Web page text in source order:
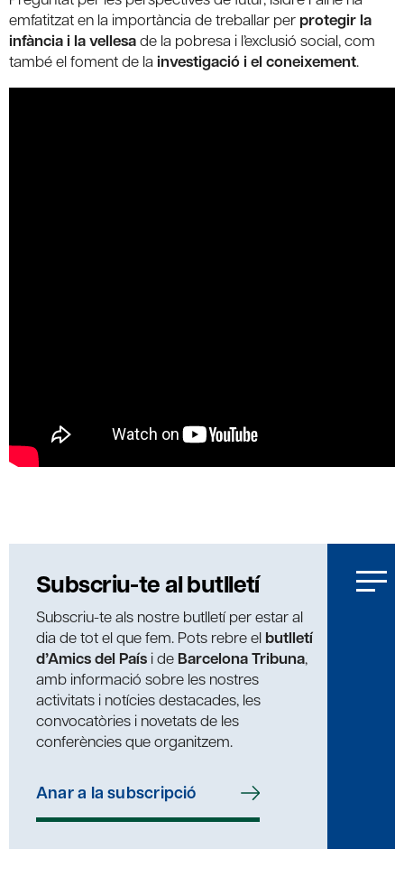
emfatitzat en la importància de treballar per protegir la
infància i la vellesade la pobresa i l’exclusió social, com
també el foment de la investigació i el coneixement.
Subscriu-te al butlletí
Subscriu-te als nostre butlletí per estar al
dia de tot el que fem. Pots rebre el butlletí
d’Amics del País i de Barcelona Tribuna,
amb informació sobre les nostres
activitats i notícies destacades, les
convocatòries i novetats de les
conferències que organitzem.
Anar a la subscripció